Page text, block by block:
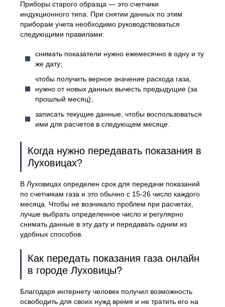
Приборы старого образца — это счетчики
индукционного типа. При снятии данных по этим
приборам учета необходимо руководствоваться
следующими правилами:
снимать показатели нужно ежемесячно в одну и ту
же дату;
чтобы получить верное значение расхода газа,
нужно от новых данных вычесть предыдущие (за
прошлый месяц);
записать текущие данные, чтобы воспользоваться
ими для расчетов в следующем месяце.
Когда нужно передавать показания в
Луховицах?
В Луховицах определен срок для передачи показаний
по счетчикам газа и это обычно с 15-26 число каждого
месяца. Чтобы не возникало проблем при расчетах,
лучше выбрать определенное число и регулярно
снимать данные в эту дату и передавать одним из
удобных способов.
Как передать показания газа онлайн
в городе Луховицы?
Благодаря интернету человек получил возможность
освободить для своих нужд время и не тратить его на